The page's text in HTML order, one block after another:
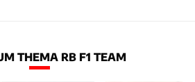
THEMA RB F1 TEAM